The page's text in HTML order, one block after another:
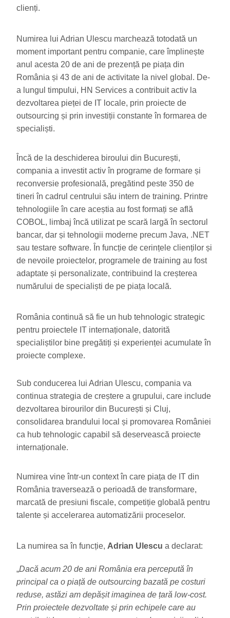
clienți.
Numirea lui Adrian Ulescu marchează totodată un
moment important pentru companie, care împlinește
anul acesta 20 de ani de prezență pe piața din
România și 43 de ani de activitate la nivel global. De-
a lungul timpului, HN Services a contribuit activ la
dezvoltarea pieței de IT locale, prin proiecte de
outsourcing și prin investiții constante în formarea de
specialiști.
Încă de la deschiderea biroului din București,
compania a investit activ în programe de formare și
reconversie profesională, pregătind peste 350 de
tineri în cadrul centrului său intern de training. Printre
tehnologiile în care aceștia au fost formați se află
COBOL, limbaj încă utilizat pe scară largă în sectorul
bancar, dar și tehnologii moderne precum Java, .NET
sau testare software. În funcție de cerințele clienților și
de nevoile proiectelor, programele de training au fost
adaptate și personalizate, contribuind la creșterea
numărului de specialiști de pe piața locală.
România continuă să fie un hub tehnologic strategic
pentru proiectele IT internaționale, datorită
specialiștilor bine pregătiți și experienței acumulate în
proiecte complexe.
Sub conducerea lui Adrian Ulescu, compania va
continua strategia de creștere a grupului, care include
dezvoltarea birourilor din București și Cluj,
consolidarea brandului local și promovarea României
ca hub tehnologic capabil să deservească proiecte
internaționale.
Numirea vine într-un context în care piața de IT din
România traversează o perioadă de transformare,
marcată de presiuni fiscale, competiție globală pentru
talente și accelerarea automatizării proceselor.
La numirea sa în funcție, Adrian Ulescu a declarat:
„Dacă acum 20 de ani România era percepută în
principal ca o piață de outsourcing bazată pe costuri
reduse, astăzi am depășit imaginea de țară low-cost.
Prin proiectele dezvoltate și prin echipele care au